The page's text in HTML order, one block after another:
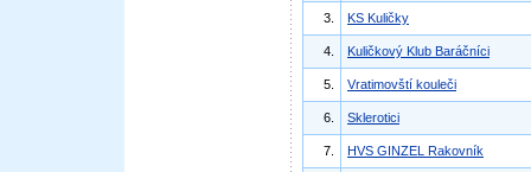
3. KS Kuličky
4. Kuličkový Klub Baráčníci
5. Vratimovští kouleči
6. Sklerotici
7. HVS GINZEL Rakovník